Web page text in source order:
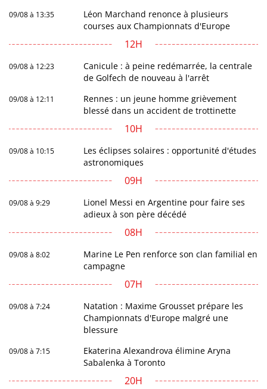
09/08 à 13:35
Léon Marchand renonce à plusieurs
courses aux Championnats d'Europe
12H
09/08 à 12:23
Canicule : à peine redémarrée, la centrale
de Golfech de nouveau à l'arrêt
09/08 à 12:11
Rennes : un jeune homme grièvement
blessé dans un accident de trottinette
10H
09/08 à 10:15
Les éclipses solaires : opportunité d'études
astronomiques
09H
09/08 à 9:29
Lionel Messi en Argentine pour faire ses
adieux à son père décédé
08H
09/08 à 8:02
Marine Le Pen renforce son clan familial en
campagne
07H
09/08 à 7:24
Natation : Maxime Grousset prépare les
Championnats d'Europe malgré une
blessure
09/08 à 7:15
Ekaterina Alexandrova élimine Aryna
Sabalenka à Toronto
20H